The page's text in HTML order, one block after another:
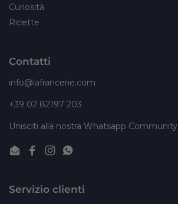
Curiosità
Ricette
Contatti
info@lafrancerie.com
+39 02 82197 203
Unisciti alla nostra Whatsapp Community
EmailFacebook
InstagramWhatsApp
Servizio clienti